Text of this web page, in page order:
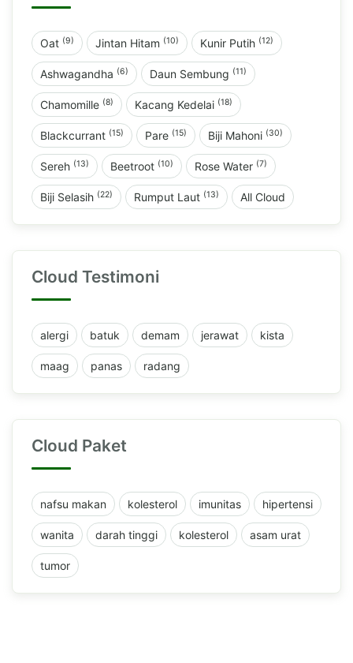
Oat (9) Jintan Hitam (10) Kunir Putih (12)
Ashwagandha (6) Daun Sembung (11)
Chamomille (8) Kacang Kedelai (18)
Blackcurrant (15) Pare (15) Biji Mahoni (30)
Sereh (13) Beetroot (10) Rose Water (7)
Biji Selasih (22) Rumput Laut (13) All Cloud
Cloud Testimoni
alergi batuk demam jerawat kista
maag panas radang
Cloud Paket
nafsu makan kolesterol imunitas hipertensi
wanita darah tinggi kolesterol asam urat
tumor